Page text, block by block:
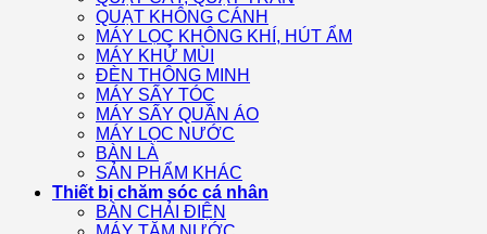
QUẠT KHÔNG CÁNH
MÁY LỌC KHÔNG KHÍ, HÚT ẨM
MÁY KHỬ MÙI
ĐÈN THÔNG MINH
MÁY SẤY TÓC
MÁY SẤY QUẦN ÁO
MÁY LỌC NƯỚC
BÀN LÀ
SẢN PHẨM KHÁC
Thiết bị chăm sóc cá nhân
BÀN CHẢI ĐIỆN